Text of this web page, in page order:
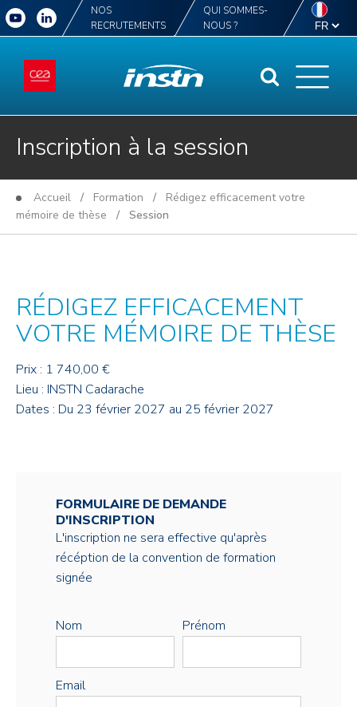
NOS
RECRUTEMENTS
QUI SOMMES-
NOUS ?
Inscription à la session
Accueil / Formation / Rédigez efficacement votre
mémoire de thèse / Session
RÉDIGEZ EFFICACEMENT
VOTRE MÉMOIRE DE THÈSE
Prix : 1 740,00 €
Lieu : INSTN Cadarache
Dates : Du 23 février 2027 au 25 février 2027
FORMULAIRE DE DEMANDE
D'INSCRIPTION
L'inscription ne sera effective qu'après
récéption de la convention de formation
signée
Nom Prénom
Email